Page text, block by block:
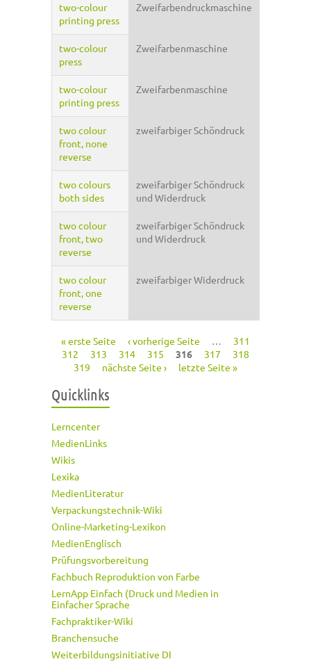
two-colour
printing press
Zweifarbendruckmaschine
two-colour
press
Zweifarbenmaschine
two-colour
printing press
Zweifarbenmaschine
two colour
front, none
reverse
zweifarbiger Schöndruck
two colours
both sides
zweifarbiger Schöndruck
und Widerdruck
two colour
front, two
reverse
zweifarbiger Schöndruck
und Widerdruck
two colour
front, one
reverse
zweifarbiger Widerdruck
Seiten
« erste Seite ‹ vorherige Seite …
311
312
313 314 315 316 317
318
319
nächste Seite › letzte Seite »
Quicklinks
Lerncenter
MedienLinks
Wikis
Lexika
MedienLiteratur
Verpackungstechnik-Wiki
Online-Marketing-Lexikon
MedienEnglisch
Prüfungsvorbereitung
Fachbuch Reproduktion von Farbe
LernApp Einfach (Druck und Medien in
Einfacher Sprache
Fachpraktiker-Wiki
Branchensuche
Weiterbildungsinitiative DI